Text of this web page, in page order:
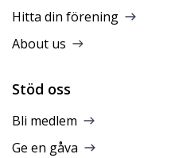
Hitta din förening
About us
Stöd oss
Bli medlem
Ge en gåva